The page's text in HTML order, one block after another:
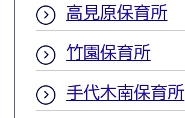
高見原保育所
竹園保育所
手代木南保育所